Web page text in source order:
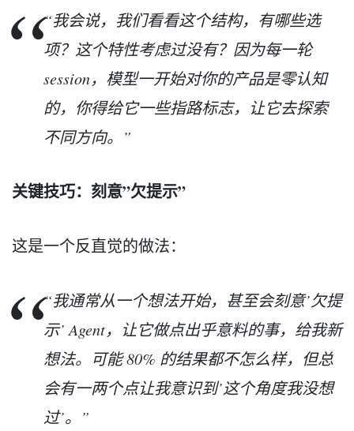
“我会说，我们看看这个结构，有哪些选
项？这个特性考虑过没有？因为每一轮
session，模型一开始对你的产品是零认知
的，你得给它一些指路标志，让它去探索
不同方向。”
关键技巧：刻意”欠提示”
这是一个反直觉的做法：
“我通常从一个想法开始，甚至会刻意’欠提
示’ Agent，让它做点出乎意料的事，给我新
想法。可能 80% 的结果都不怎么样，但总
会有一两个点让我意识到’这个角度我没想
过’。”